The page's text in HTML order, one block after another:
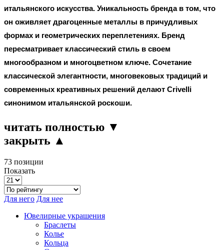
итальянского искусства. Уникальность бренда в том, что
он оживляет драгоценные металлы в причудливых
формах и геометрических переплетениях. Бренд
пересматривает классический стиль в своем
многообразном и многоцветном ключе. Сочетание
классической элегантности, многовековых традиций и
современных креативных решений делают Crivelli
синонимом итальянской роскоши.
читать полностью ▼
закрыть ▲
73 позиции
Показать
Для него Для нее
Ювелирные украшения
Браслеты
Колье
Кольца